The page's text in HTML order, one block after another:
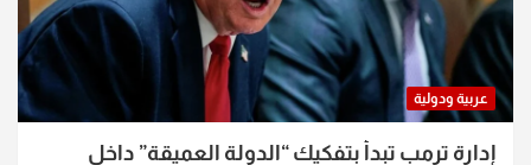
عربية ودولية
إدارة ترمب تبدأ بتفكيك “الدولة العميقة” داخل